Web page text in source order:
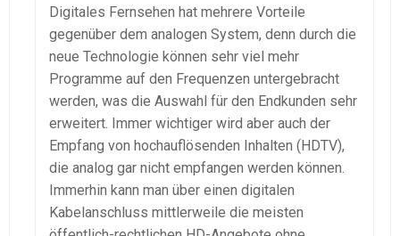
Digitales Fernsehen hat mehrere Vorteile
gegenüber dem analogen System, denn durch die
neue Technologie können sehr viel mehr
Programme auf den Frequenzen untergebracht
werden, was die Auswahl für den Endkunden sehr
erweitert. Immer wichtiger wird aber auch der
Empfang von hochauflösenden Inhalten (HDTV),
die analog gar nicht empfangen werden können.
Immerhin kann man über einen digitalen
Kabelanschluss mittlerweile die meisten